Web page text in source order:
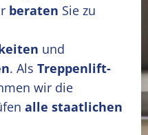
beraten Sie zu
und
. Als Treppenlift-
wir die
alle staatlichen